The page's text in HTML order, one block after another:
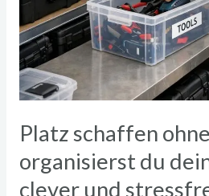
Platz schaffen
organisierst du
clever und
stressfrei